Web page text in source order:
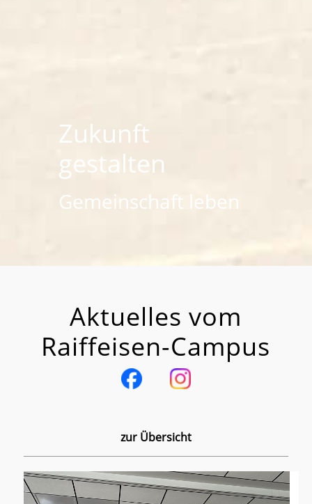
Zukunft
gestalten
Gemeinschaft leben
Aktuelles vom
Raiffeisen-Campus
zur Übersicht